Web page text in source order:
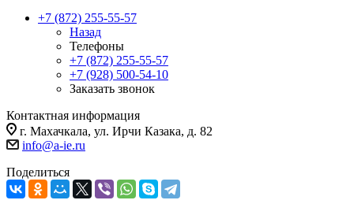
+7 (872) 255-55-57
Назад
Телефоны
+7 (872) 255-55-57
+7 (928) 500-54-10
Заказать звонок
Контактная информация
г. Махачкала, ул. Ирчи Казака, д. 82
info@a-ie.ru
Поделиться